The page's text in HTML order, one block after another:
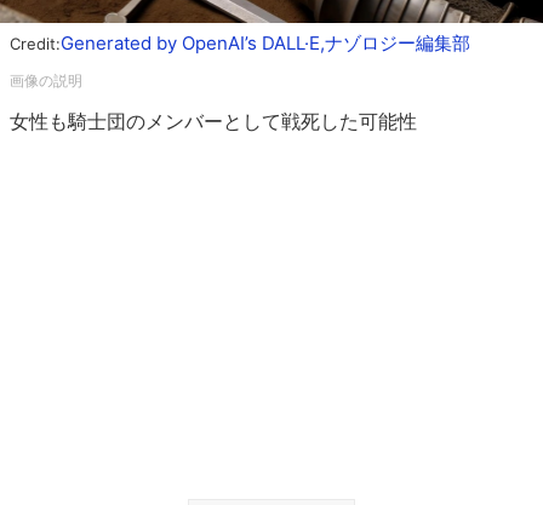
Credit:Generated by OpenAI’s DALL·E,ナゾロジー編集部
女性も騎士団のメンバーとして戦死した可能性